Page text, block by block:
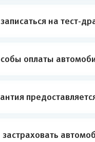
на тест-
оплаты